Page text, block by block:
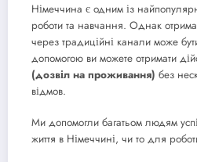
Німеччина є одним із
роботи та навчання. Однак
через традиційні канали може
допомогою ви можете отримати
(дозвіл на проживання) без
відмов.
Ми допомогли багатьом людям
життя в Німеччині, чи то для